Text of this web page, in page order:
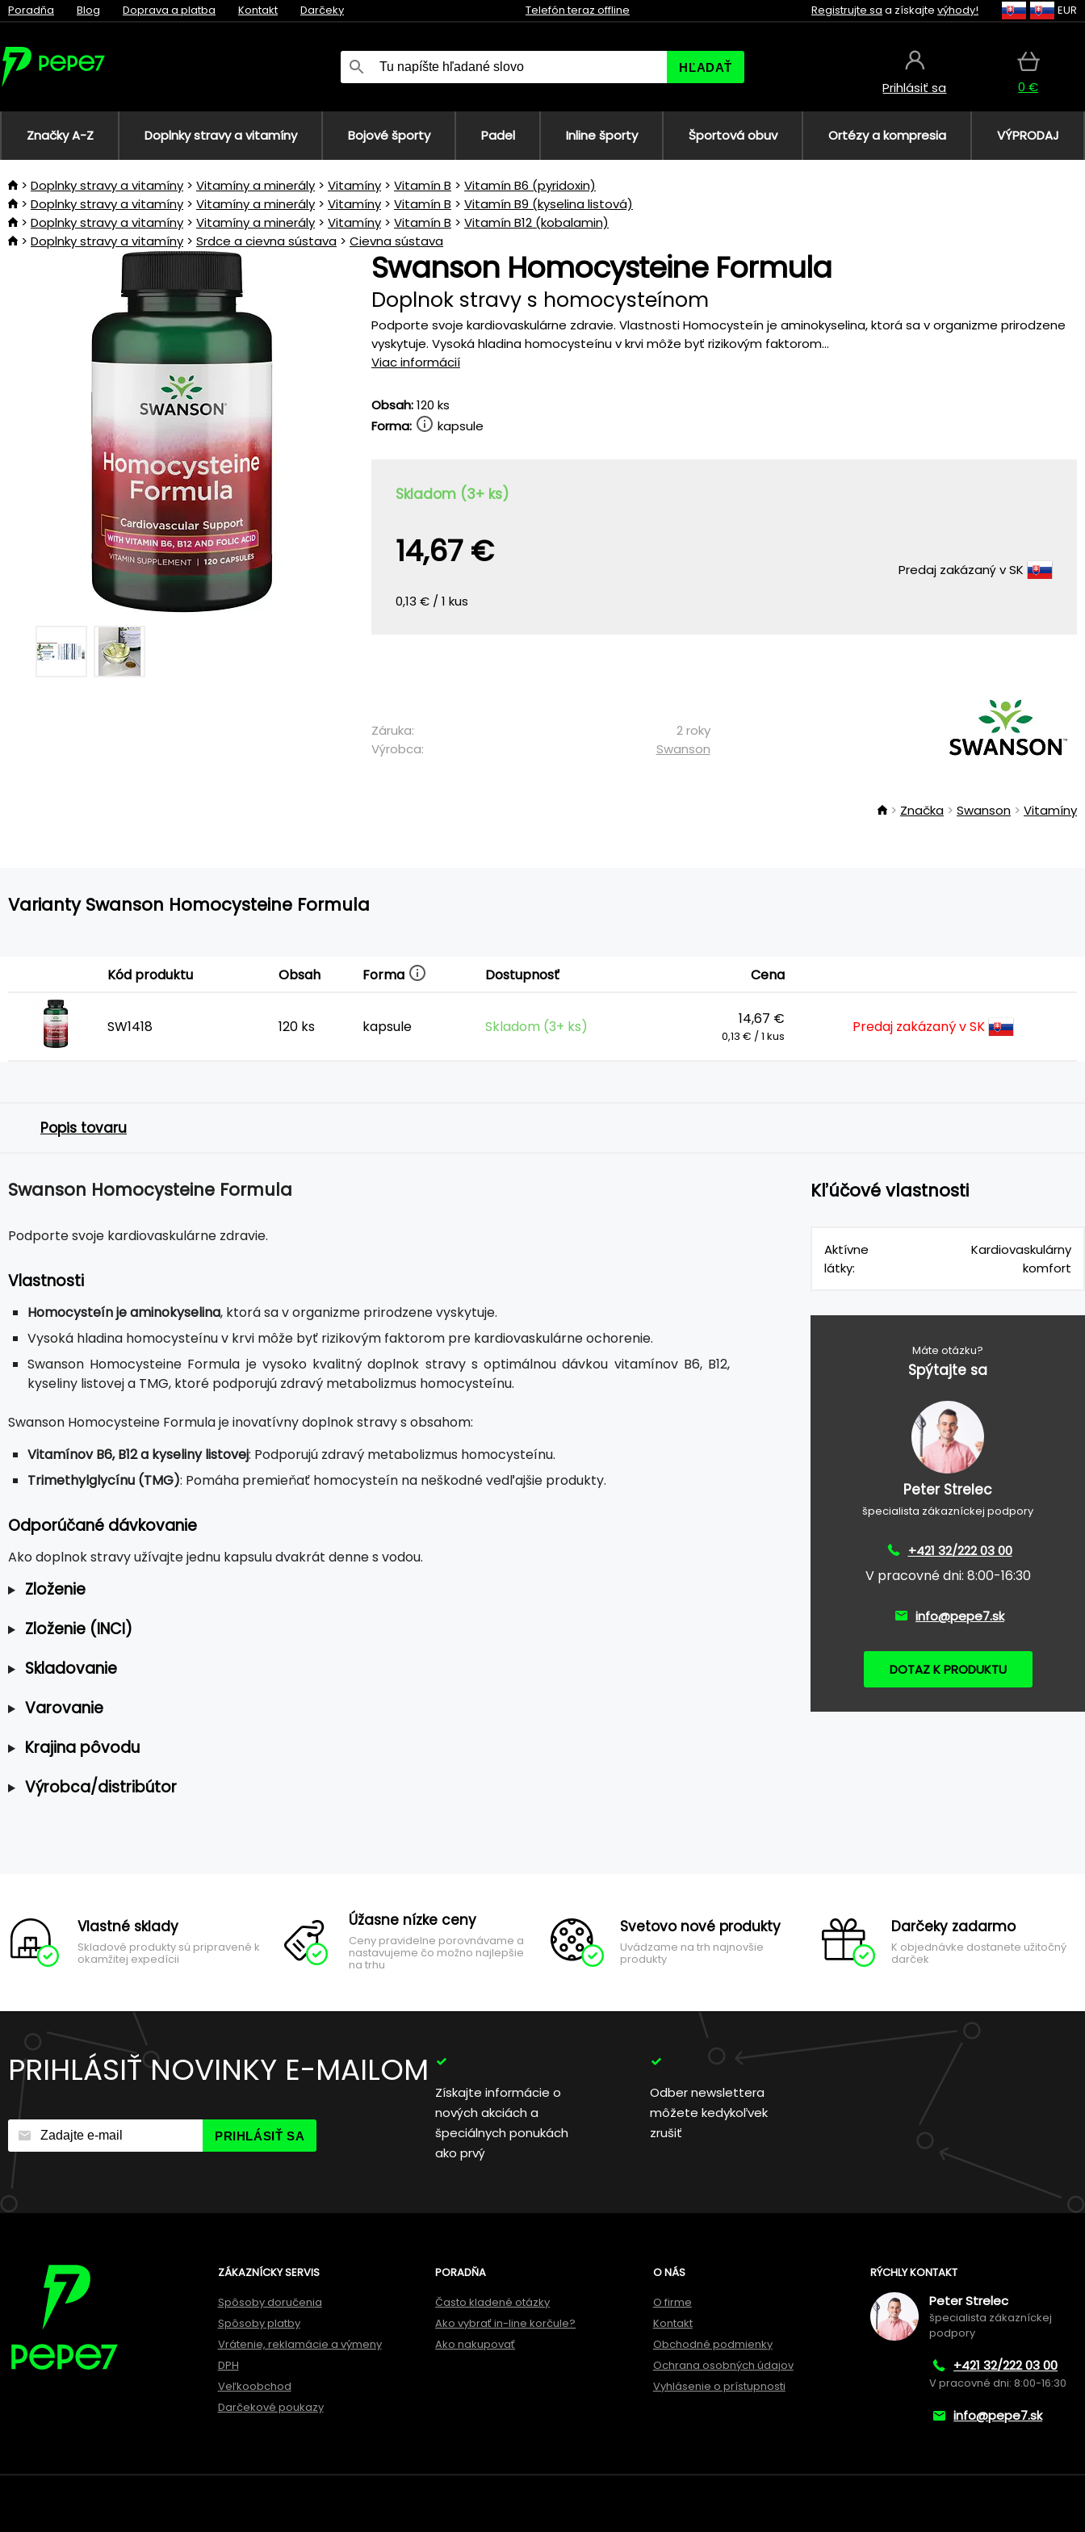
Poradňa Blog Doprava a platba Kontakt Darčeky Telefón teraz offline Registrujte sa a získajte výhody! EUR
HĽADAŤ
Prihlásiť sa 0 €
Značky A-Z Doplnky stravy a vitamíny Bojové športy Padel Inline športy Športová obuv Ortézy a kompresia VÝPRODAJ
Doplnky stravy a vitamíny Vitamíny a minerály Vitamíny Vitamín B
Vitamín B6 (pyridoxin)
Doplnky stravy a vitamíny
Vitamíny a minerály Vitamíny Vitamín B
Vitamín B9 (kyselina listová)
Doplnky stravy a vitamíny
Vitamíny a minerály Vitamíny Vitamín B
Vitamín B12 (kobalamin)
Doplnky stravy a vitamíny
Srdce a cievna sústava Cievna sústava
Swanson Homocysteine Formula
Doplnok stravy s homocysteínom
Podporte svoje kardiovaskulárne zdravie. Vlastnosti Homocysteín je aminokyselina, ktorá sa v organizme prirodzene
vyskytuje. Vysoká hladina homocysteínu v krvi môže byť rizikovým faktorom...
Viac informácií
Obsah:120 ks
Forma:
kapsule
Skladom (3+ ks)
14,67 €
0,13 € / 1 kus
Predaj zakázaný v SK
Záruka:
2 roky
Výrobca:
Swanson
Značka Swanson Vitamíny
Varianty Swanson Homocysteine Formula
Kód produktu Obsah Forma Dostupnosť Cena
SW1418 120 ks kapsule Skladom (3+ ks) 14,67 €
0,13 € / 1 kus
Predaj zakázaný v SK
Popis tovaru
Swanson Homocysteine Formula
Podporte svoje kardiovaskulárne zdravie.
Vlastnosti
Homocysteín je aminokyselina, ktorá sa v organizme prirodzene vyskytuje.
Vysoká hladina homocysteínu v krvi môže byť rizikovým faktorom pre kardiovaskulárne ochorenie.
Swanson Homocysteine Formula je vysoko kvalitný doplnok stravy s optimálnou dávkou vitamínov B6, B12,
kyseliny listovej a TMG, ktoré podporujú zdravý metabolizmus homocysteínu.
Swanson Homocysteine Formula je inovatívny doplnok stravy s obsahom:
Vitamínov B6, B12 a kyseliny listovej: Podporujú zdravý metabolizmus homocysteínu.
Trimethylglycínu (TMG): Pomáha premieňať homocysteín na neškodné vedľajšie produkty.
Odporúčané dávkovanie
Ako doplnok stravy užívajte jednu kapsulu dvakrát denne s vodou.
Zloženie
Zloženie (INCI)
Skladovanie
Varovanie
Krajina pôvodu
Výrobca/distribútor
Kľúčové vlastnosti
Aktívne
látky:
Kardiovaskulárny
komfort
Máte otázku?
Spýtajte sa
Peter Strelec
špecialista zákazníckej podpory
+421 32/222 03 00
V pracovné dni: 8:00-16:30
info@pepe7.sk
DOTAZ K PRODUKTU
Vlastné sklady
Skladové produkty sú pripravené k
okamžitej expedícii
Úžasne nízke ceny
Ceny pravidelne porovnávame a
nastavujeme čo možno najlepšie
na trhu
Svetovo nové produkty
Uvádzame na trh najnovšie
produkty
Darčeky zadarmo
K objednávke dostanete užitočný
darček
PRIHLÁSIŤ NOVINKY E-MAILOM
PRIHLÁSIŤ SA
Získajte informácie o
nových akciách a
špeciálnych ponukách
ako prvý
Odber newslettera
môžete kedykoľvek
zrušiť
ZÁKAZNÍCKY SERVIS
Spôsoby doručenia
Spôsoby platby
Vrátenie, reklamácie a výmeny
DPH
Veľkoobchod
Darčekové poukazy
PORADŇA
Často kladené otázky
Ako vybrať in-line korčule?
Ako nakupovať
O NÁS
O firme
Kontakt
Obchodné podmienky
Ochrana osobných údajov
Vyhlásenie o prístupnosti
RÝCHLY KONTAKT
Peter Strelec
špecialista zákazníckej
podpory
+421 32/222 03 00
V pracovné dni: 8:00-16:30
info@pepe7.sk